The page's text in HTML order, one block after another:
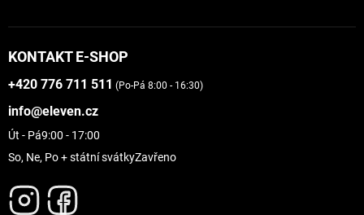
KONTAKT E-SHOP
+420 776 711 511 (Po-Pá 8:00 - 16:30)
info@eleven.cz
Út - Pá9:00 - 17:00
So, Ne, Po + státní svátkyZavřeno